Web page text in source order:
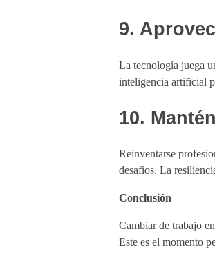
9.
La tecnología juega
inteligencia artificial
10.
Reinventarse
desafíos. La
Conclusión
Cambiar de trabajo
Este es el momento